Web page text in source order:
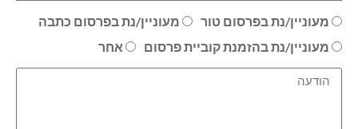
מעוניין/נת בפרסום טור
מעוניין/נת בפרסום כתבה
מעוניין/נת בהזמנת קוביית פרסום
אחר